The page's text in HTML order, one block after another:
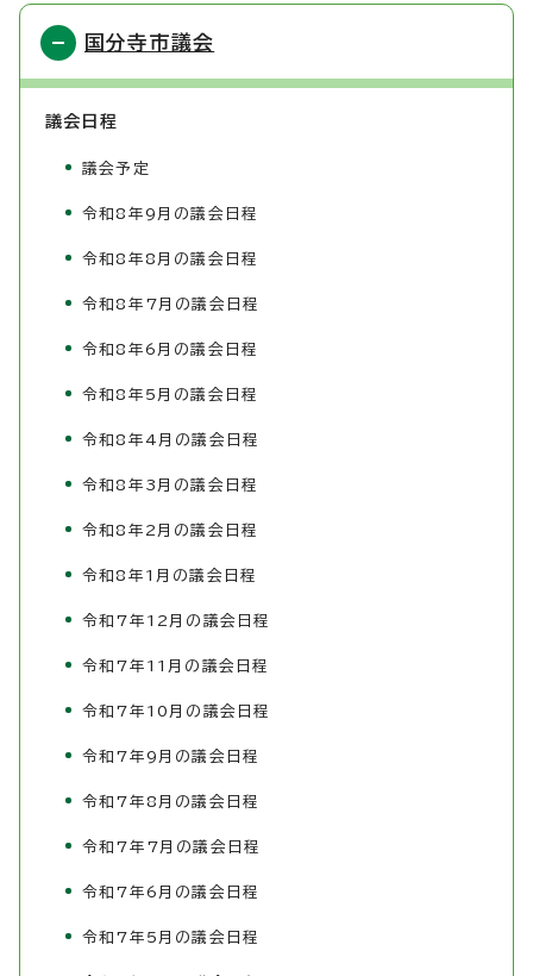
国分寺市議会
議会日程
議会予定
令和8年9月の議会日程
令和8年8月の議会日程
令和8年7月の議会日程
令和8年6月の議会日程
令和8年5月の議会日程
令和8年4月の議会日程
令和8年3月の議会日程
令和8年2月の議会日程
令和8年1月の議会日程
令和7年12月の議会日程
令和7年11月の議会日程
令和7年10月の議会日程
令和7年9月の議会日程
令和7年8月の議会日程
令和7年7月の議会日程
令和7年6月の議会日程
令和7年5月の議会日程